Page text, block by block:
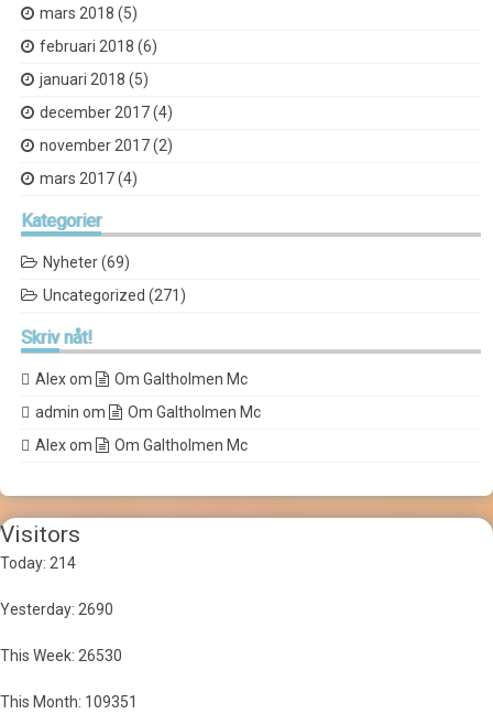
mars 2018 (5)
februari 2018 (6)
januari 2018 (5)
december 2017(4)
november 2017(2)
mars 2017(4)
Kategorier
Nyheter(69)
Uncategorized (271)
Skrivnåt!
Alexom
Om Galtholmen Mc
admin om
Om Galtholmen Mc
Alexom Om Galtholmen Mc
Visitors
Today: 214
Yesterday: 2690
This Week: 26530
This Month: 109351